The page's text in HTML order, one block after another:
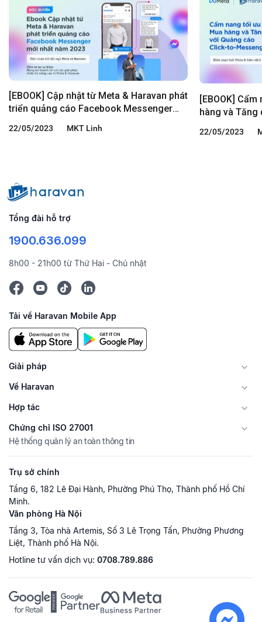
[EBOOK] Cập nhật từ Meta & Haravan phát
triển quảng cáo Facebook Messenger
22/05/2023 MKT Linh
[EBOOK]
hàng và Tăng
22/05/2023
Tổng đài hỗ trợ
1900.636.099
8h00 - 21h00 từ Thứ Hai - Chủ nhật
Tải về Haravan Mobile App
Giải pháp
Về Haravan
Hợp tác
Chứng chỉ ISO 27001
Hệ thống quản lý an toàn thông tin
Trụ sở chính
Tầng 6, 182 Lê Đại Hành, Phường Phú Thọ, Thành phố Hồ Chí
Minh.
Văn phòng Hà Nội
Tầng 3, Tòa nhà Artemis, Số 3 Lê Trọng Tấn, Phường Phương
Liệt, Thành phố Hà Nội.
Hotline tư vấn dịch vụ: 0708.789.886